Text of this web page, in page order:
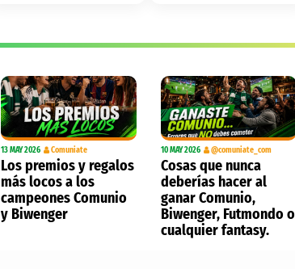
13 MAY 2026 Comuniate
Los premios y regalos
más locos a los
campeones Comunio
y Biwenger
10 MAY 2026 @comuniate_com
Cosas que nunca
deberías hacer al
ganar Comunio,
Biwenger, Futmondo o
cualquier fantasy.